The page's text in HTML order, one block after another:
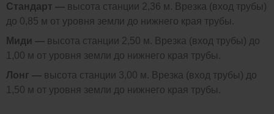
Стандарт — высота станции 2,36 м. Врезка (вход трубы)
до 0,85 м от уровня земли до нижнего края трубы.
Миди — высота станции 2,50 м. Врезка (вход трубы) до
1,00 м от уровня земли до нижнего края трубы.
Лонг — высота станции 3,00 м. Врезка (вход трубы) до
1,50 м от уровня земли до нижнего края трубы.